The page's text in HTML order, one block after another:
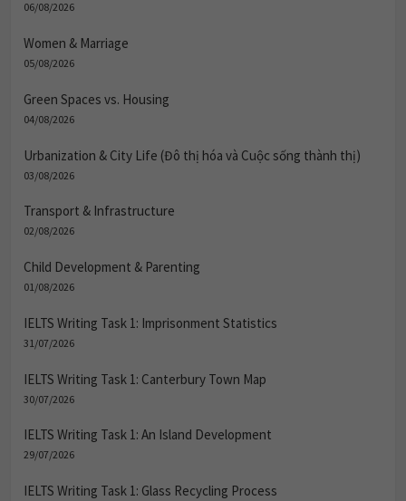
06/08/2026
Women & Marriage
05/08/2026
Green Spaces vs. Housing
04/08/2026
Urbanization & City Life (Đô thị hóa và Cuộc sống thành thị)
03/08/2026
Transport & Infrastructure
02/08/2026
Child Development & Parenting
01/08/2026
IELTS Writing Task 1: Imprisonment Statistics
31/07/2026
IELTS Writing Task 1: Canterbury Town Map
30/07/2026
IELTS Writing Task 1: An Island Development
29/07/2026
IELTS Writing Task 1: Glass Recycling Process